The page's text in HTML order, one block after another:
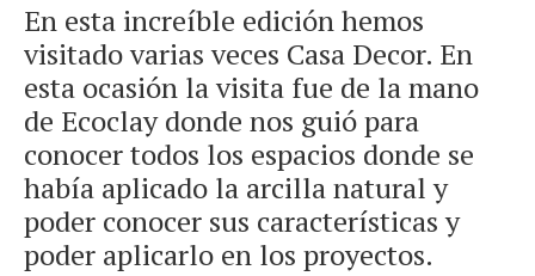
En esta increíble edición hemos
visitado varias veces Casa Decor. En
esta ocasión la visita fue de la mano
de Ecoclay donde nos guió para
conocer todos los espacios donde se
había aplicado la arcilla natural y
poder conocer sus características y
poder aplicarlo en los proyectos.